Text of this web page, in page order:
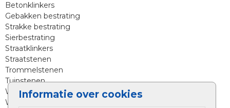
Informatie over cookies
Betonklinkers
Gebakken bestrating
Strakke bestrating
Sierbestrating
Straatklinkers
Straatstenen
Trommelstenen
Tuinstenen
Waalformaat
Wildverband bestrating